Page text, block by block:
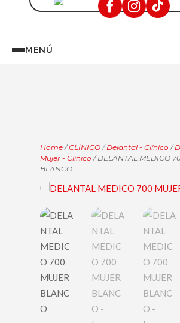
MENÚ
Home/CLÍNICO/Delantal - Clínico /
Mujer - Clínico / DELANTAL MEDICO
BLANCO